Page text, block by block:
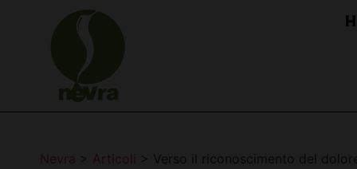
Nevra > Articoli > Verso il riconoscimento del